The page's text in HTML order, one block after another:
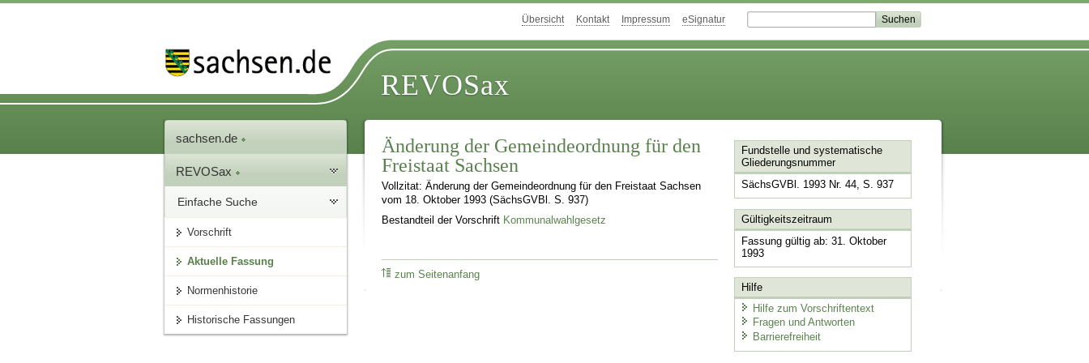
Übersicht Kontakt Impressum eSignatur
REVOSax
sachsen.de
REVOSax
Einfache Suche
Vorschrift
Aktuelle Fassung
Normenhistorie
Historische Fassungen
Änderung der Gemeindeordnung für den
Freistaat Sachsen
Vollzitat: Änderung der Gemeindeordnung für den Freistaat Sachsen
vom 18. Oktober 1993 (SächsGVBl. S. 937)
Bestandteil der Vorschrift Kommunalwahlgesetz
zum Seitenanfang
Fundstelle und systematische
Gliederungsnummer
SächsGVBl. 1993 Nr. 44, S. 937
Gültigkeitszeitraum
Fassung gültig ab: 31. Oktober
1993
Hilfe
Hilfe zum Vorschriftentext
Fragen und Antworten
Barrierefreiheit